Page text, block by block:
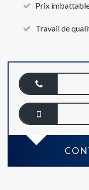
Prix
Travail de